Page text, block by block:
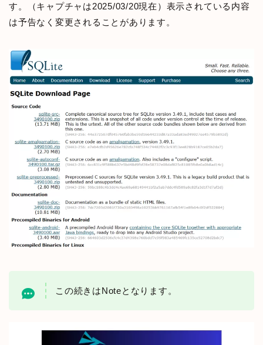
す。（キャプチャは2025/03/20現在）表示されている内容
は予告なく変更されることがあります。
この続きはNoteとなります。